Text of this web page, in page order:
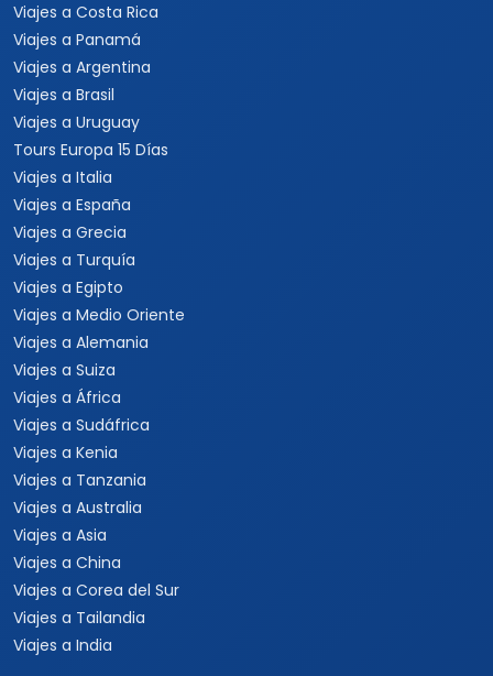
Viajes a Costa Rica
Viajes a Panamá
Viajes a Argentina
Viajes a Brasil
Viajes a Uruguay
Tours Europa 15 Días
Viajes a Italia
Viajes a España
Viajes a Grecia
Viajes a Turquía
Viajes a Egipto
Viajes a Medio Oriente
Viajes a Alemania
Viajes a Suiza
Viajes a África
Viajes a Sudáfrica
Viajes a Kenia
Viajes a Tanzania
Viajes a Australia
Viajes a Asia
Viajes a China
Viajes a Corea del Sur
Viajes a Tailandia
Viajes a India